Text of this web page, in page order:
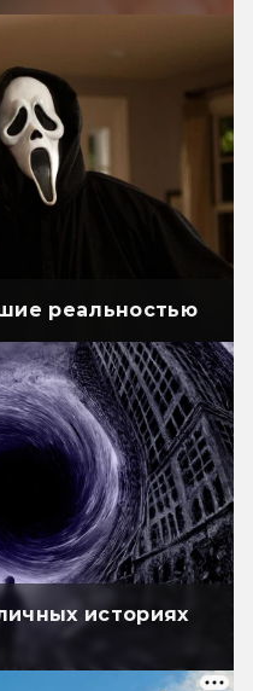
реальностью
историях